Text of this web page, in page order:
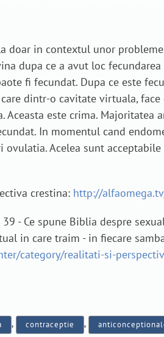
doar in contextul unor
dupa ce a avut loc
fi fecundat. Dupa ce este
dintr-o cavitate virtuala,
Aceasta este crima.
In momentul cand
Acelea sunt
crestina: http://
- Ce spune Biblia despre
in care traim - in fiecare
category/realitati-si-
, contraceptie ,